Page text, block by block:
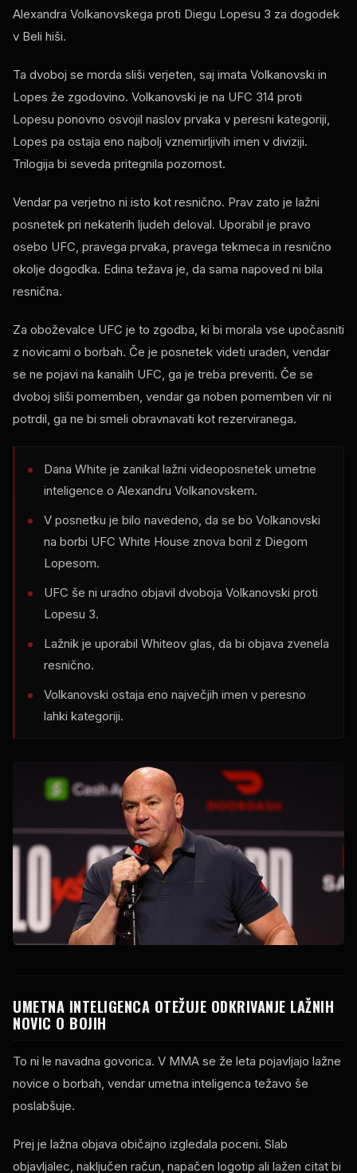
Alexandra Volkanovskega proti Diegu Lopesu 3 za dogodek
v Beli hiši.
Ta dvoboj se morda sliši verjeten, saj imata Volkanovski in
Lopes že zgodovino. Volkanovski je na UFC 314 proti
Lopesu ponovno osvojil naslov prvaka v peresni kategoriji,
Lopes pa ostaja eno najbolj vznemirljivih imen v diviziji.
Trilogija bi seveda pritegnila pozornost.
Vendar pa verjetno ni isto kot resnično. Prav zato je lažni
posnetek pri nekaterih ljudeh deloval. Uporabil je pravo
osebo UFC, pravega prvaka, pravega tekmeca in resnično
okolje dogodka. Edina težava je, da sama napoved ni bila
resnična.
Za oboževalce UFC je to zgodba, ki bi morala vse upočasniti
z novicami o borbah. Če je posnetek videti uraden, vendar
se ne pojavi na kanalih UFC, ga je treba preveriti. Če se
dvoboj sliši pomemben, vendar ga noben pomemben vir ni
potrdil, ga ne bi smeli obravnavati kot rezerviranega.
Dana White je zanikal lažni videoposnetek umetne
inteligence o Alexandru Volkanovskem.
V posnetku je bilo navedeno, da se bo Volkanovski
na borbi UFC White House znova boril z Diegom
Lopesom.
UFC še ni uradno objavil dvoboja Volkanovski proti
Lopesu 3.
Lažnik je uporabil Whiteov glas, da bi objava zvenela
resnično.
Volkanovski ostaja eno največjih imen v peresno
lahki kategoriji.
UMETNA INTELIGENCA OTEŽUJE ODKRIVANJE LAŽNIH
NOVIC O BOJIH
To ni le navadna govorica. V MMA se že leta pojavljajo lažne
novice o borbah, vendar umetna inteligenca težavo še
poslabšuje.
Prej je lažna objava običajno izgledala poceni. Slab
objavljalec, naključen račun, napačen logotip ali lažen citat bi